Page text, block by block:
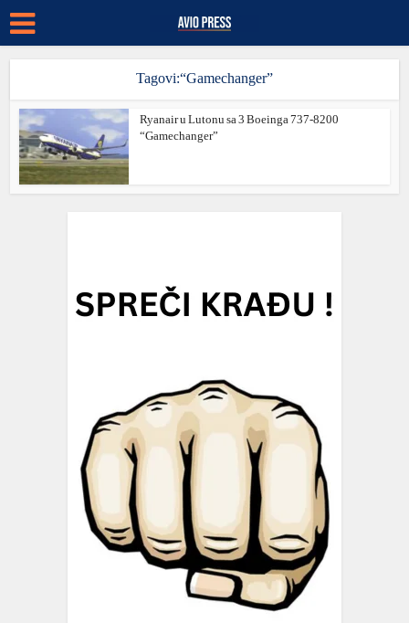
Tagovi:“Gamechanger”
Ryanair u Lutonu sa 3 Boeinga 737-8200
“Gamechanger”